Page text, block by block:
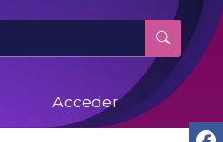
Acceder